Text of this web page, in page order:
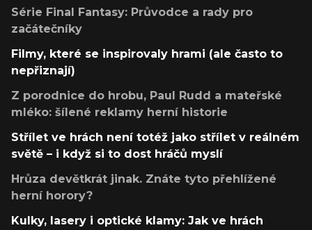
Série Final Fantasy: Průvodce a rady pro
začátečníky
Filmy, které se inspirovaly hrami (ale často to
nepřiznají)
Z porodnice do hrobu, Paul Rudd a mateřské
mléko: šílené reklamy herní historie
Střílet ve hrách není totéž jako střílet v reálném
světě – i když si to dost hráčů myslí
Hrůza devětkrát jinak. Znáte tyto přehlížené
herní horory?
Kulky, lasery i optické klamy: Jak ve hrách